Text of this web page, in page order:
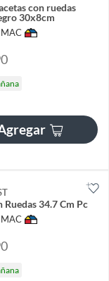
con ruedas
30x8cm
Ruedas 34.7 Cm Pc